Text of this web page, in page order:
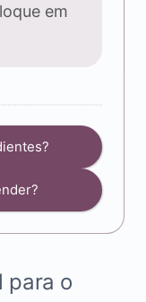
em
para o